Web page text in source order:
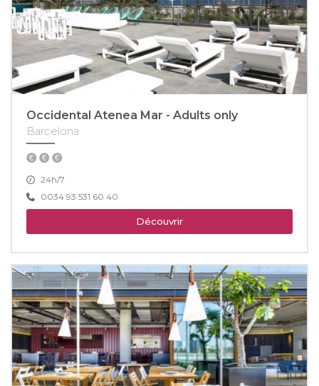
Occidental Atenea Mar - Adults only
Barcelona
24h/7
0034 93 531 60 40
Découvrir